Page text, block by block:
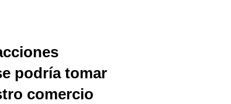
podría tomar
comercio